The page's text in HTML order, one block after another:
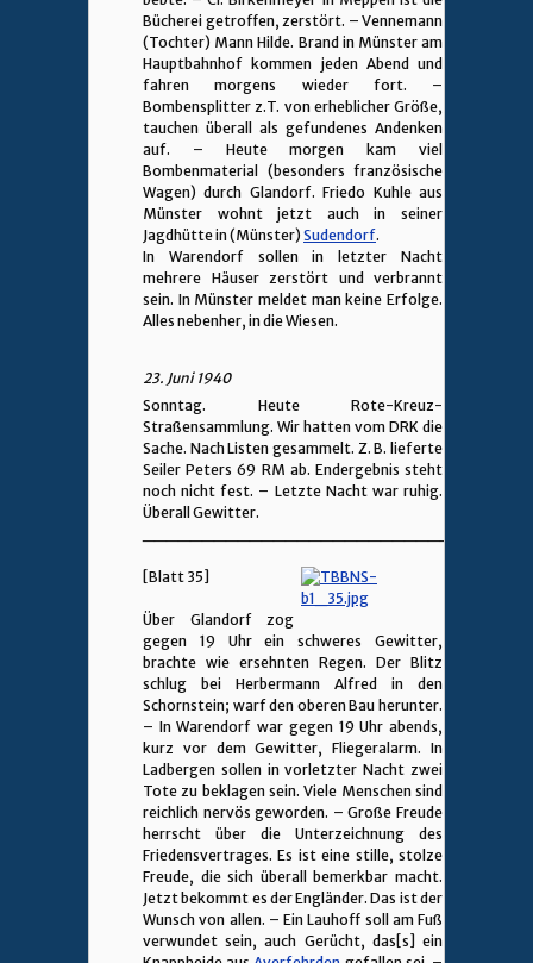
Bücherei getroffen, zerstört. – Vennemann
(Tochter) Mann Hilde. Brand in Münster am
Hauptbahnhof kommen jeden Abend und
fahren morgens wieder fort. –
Bombensplitter z.T. von erheblicher Größe,
tauchen überall als gefundenes Andenken
auf. – Heute morgen kam viel
Bombenmaterial (besonders französische
Wagen) durch Glandorf. Friedo Kuhle aus
Münster wohnt jetzt auch in seiner
Jagdhütte in (Münster) Sudendorf.
In Warendorf sollen in letzter Nacht
mehrere Häuser zerstört und verbrannt
sein. In Münster meldet man keine Erfolge.
Alles nebenher, in die Wiesen.
23. Juni 1940
Sonntag. Heute Rote-Kreuz-
Straßensammlung. Wir hatten vom DRK die
Sache. Nach Listen gesammelt. Z. B. lieferte
Seiler Peters 69 RM ab. Endergebnis steht
noch nicht fest. – Letzte Nacht war ruhig.
Überall Gewitter.
[Blatt 35]
Über Glandorf zog
gegen 19 Uhr ein schweres Gewitter,
brachte wie ersehnten Regen. Der Blitz
schlug bei Herbermann Alfred in den
Schornstein; warf den oberen Bau herunter.
– In Warendorf war gegen 19 Uhr abends,
kurz vor dem Gewitter, Fliegeralarm. In
Ladbergen sollen in vorletzter Nacht zwei
Tote zu beklagen sein. Viele Menschen sind
reichlich nervös geworden. – Große Freude
herrscht über die Unterzeichnung des
Friedensvertrages. Es ist eine stille, stolze
Freude, die sich überall bemerkbar macht.
Jetzt bekommt es der Engländer. Das ist der
Wunsch von allen. – Ein Lauhoff soll am Fuß
verwundet sein, auch Gerücht, das[s] ein